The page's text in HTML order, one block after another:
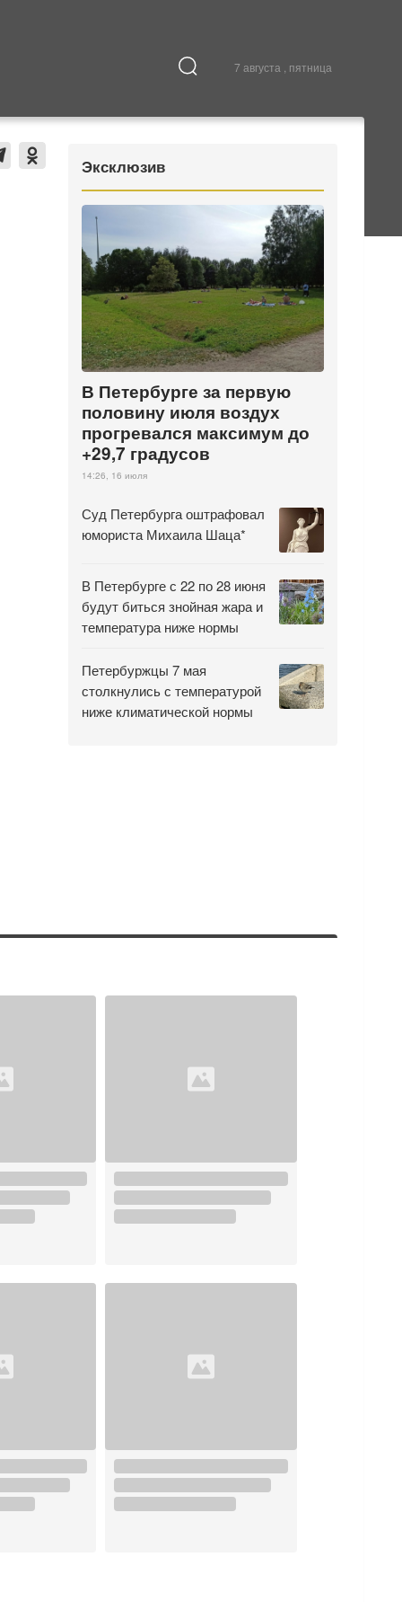
7 августа , пятница
Культура
Эксклюзив
В Петербурге за первую
половину июля воздух
прогревался максимум до
+29,7 градусов
14:26, 16 июля
Суд Петербурга оштрафовал
юмориста Михаила Шаца*
В Петербурге с 22 по 28 июня
будут биться знойная жара и
температура ниже нормы
Петербуржцы 7 мая
столкнулись с температурой
ниже климатической нормы